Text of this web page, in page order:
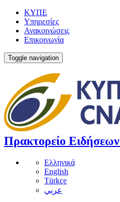
ΚΥΠΕ
Υπηρεσίες
Ανακοινώσεις
Επικοινωνία
Toggle navigation
Πρακτορείο Ειδήσεων
Ελληνικά
English
Türkçe
عربي